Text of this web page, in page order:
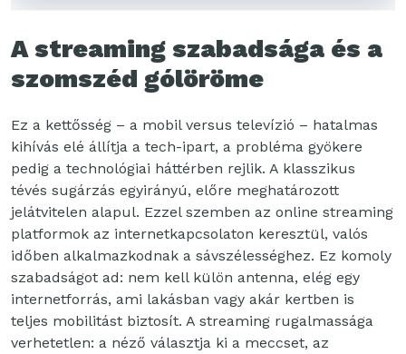
A streaming szabadsága és a
szomszéd gólöröme
Ez a kettősség – a mobil versus televízió – hatalmas
kihívás elé állítja a tech-ipart, a probléma gyökere
pedig a technológiai háttérben rejlik. A klasszikus
tévés sugárzás egyirányú, előre meghatározott
jelátvitelen alapul. Ezzel szemben az online streaming
platformok az internetkapcsolaton keresztül, valós
időben alkalmazkodnak a sávszélességhez. Ez komoly
szabadságot ad: nem kell külön antenna, elég egy
internetforrás, ami lakásban vagy akár kertben is
teljes mobilitást biztosít. A streaming rugalmassága
verhetetlen: a néző választja ki a meccset, az